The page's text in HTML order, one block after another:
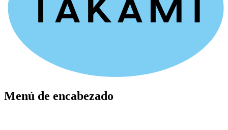
Menú de encabezado